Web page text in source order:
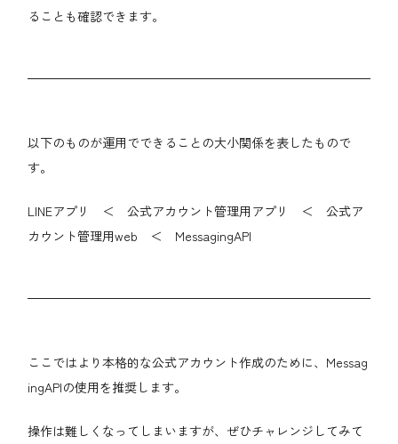
ることも確認できます。
以下のものが運用でできることの大小関係を表したもので
す。
LINEアプリ ＜ 公式アカウント管理用アプリ ＜ 公式ア
カウント管理用web ＜ MessagingAPI
ここではより本格的な公式アカウント作成のために、Messag
ingAPIの使用を推奨します。
操作は難しくなってしまいますが、ぜひチャレンジしてみて